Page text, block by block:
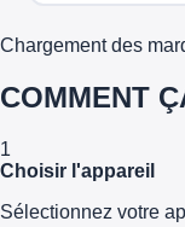
Chargement des
COMMENT
1
Choisir l'appareil
Sélectionnez votre